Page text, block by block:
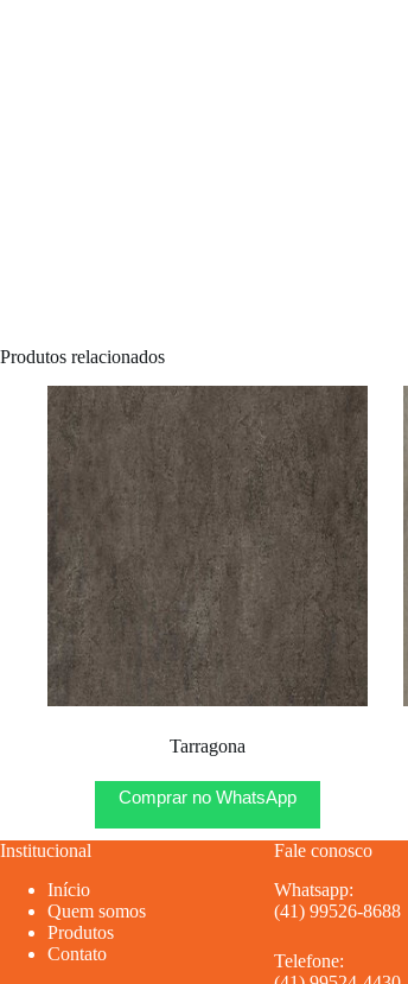
Produtos relacionados
Tarragona
Comprar no WhatsApp
Institucional
Início
Quem somos
Produtos
Contato
Fale conosco
Whatsapp:
(41) 99526-8688
Telefone: